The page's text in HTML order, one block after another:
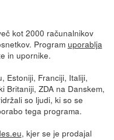
kot 2000 računalnikov
Program uporablja
in upornike.
Estoniji, Franciji, Italiji,
Britaniji, ZDA na Danskem,
so ljudi, ki so se
tega programa.
, kjer se je prodajal